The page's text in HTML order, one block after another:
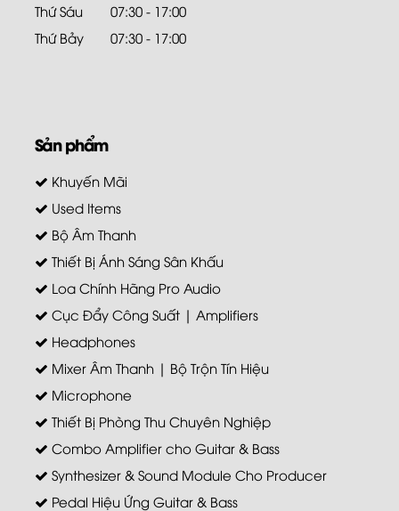
Thứ Sáu
07:30 - 17:00
Thứ Bảy
07:30 - 17:00
Sản phẩm
Khuyến Mãi
Used Items
Bộ Âm Thanh
Thiết Bị Ánh Sáng Sân Khấu
Loa Chính Hãng Pro Audio
Cục Đẩy Công Suất | Amplifiers
Headphones
Mixer Âm Thanh | Bộ Trộn Tín Hiệu
Microphone
Thiết Bị Phòng Thu Chuyên Nghiệp
Combo Amplifier cho Guitar & Bass
Synthesizer & Sound Module Cho Producer
Pedal Hiệu Ứng Guitar & Bass